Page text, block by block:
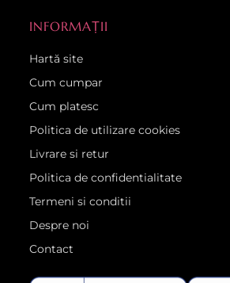
INFORMAȚII
Hartă site
Cum cumpar
Cum platesc
Politica de utilizare cookies
Livrare si retur
Politica de confidentialitate
Termeni si conditii
Despre noi
Contact